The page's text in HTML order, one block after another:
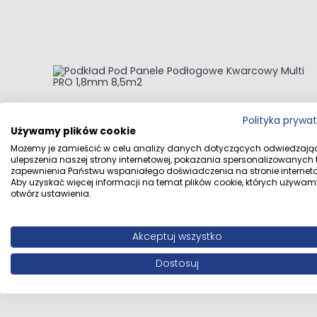
Podkład Pod Panele Podłogowe Kwarcowy
223,90 zł
Polityka
Używamy plików cookie
Możemy je zamieścić w celu analizy danych dotyczących
ulepszenia naszej strony internetowej, pokazania spersonalizowanych
zapewnienia Państwu wspaniałego doświadczenia na stronie
Aby uzyskać więcej informacji na temat plików cookie, których
otwórz ustawienia.
Akceptuj wszystko
Dostosuj